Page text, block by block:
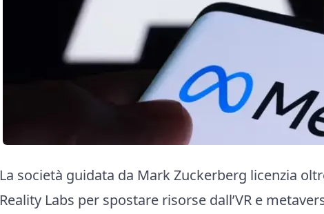
La società guidata da Mark Zuckerberg licenzia
Reality Labs per spostare risorse dall’VR e